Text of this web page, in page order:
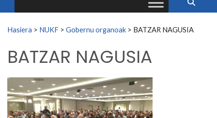
Search for:
Hasiera > NUKF > Gobernu organoak > BATZAR NAGUSIA
BATZAR NAGUSIA